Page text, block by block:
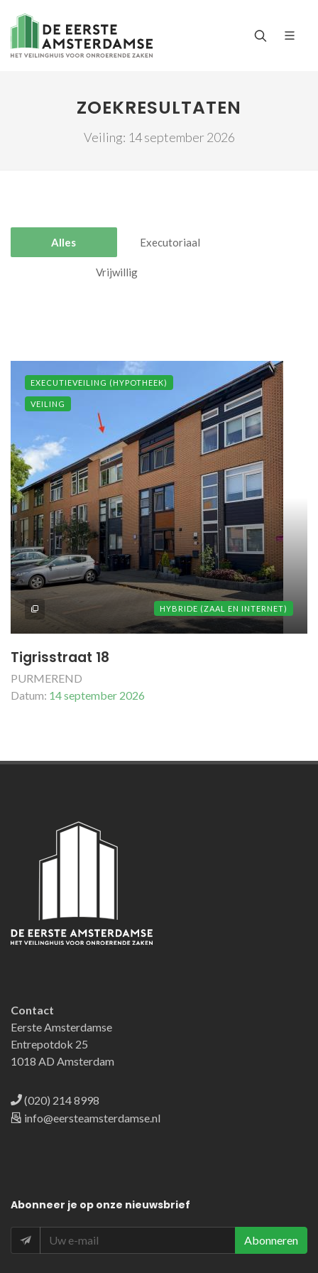
ZOEKRESULTATEN
Veiling: 14 september 2026
Alles Executoriaal
Vrijwillig
EXECUTIEVEILING (HYPOTHEEK)
VEILING
HYBRIDE (ZAAL EN INTERNET)
Tigrisstraat 18
PURMEREND
Datum: 14 september 2026
Contact
Eerste Amsterdamse
Entrepotdok 25
1018 AD Amsterdam
(020) 214 8998
info@eersteamsterdamse.nl
Abonneer je op onze nieuwsbrief
Abonneren